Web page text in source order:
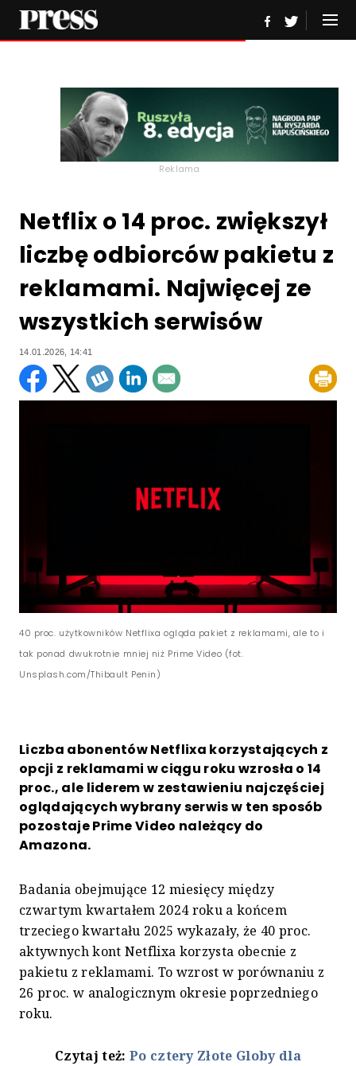
Reklama
Netflix o 14 proc. zwiększył
liczbę odbiorców pakietu z
reklamami. Najwięcej ze
wszystkich serwisów
14.01.2026, 14:41
40 proc. użytkowników Netflixa ogląda pakiet z reklamami, ale to i
tak ponad dwukrotnie mniej niż Prime Video (fot.
Unsplash.com/Thibault Penin)
Liczba abonentów Netflixa korzystających z
opcji z reklamami w ciągu roku wzrosła o 14
proc., ale liderem w zestawieniu najczęściej
oglądających wybrany serwis w ten sposób
pozostaje Prime Video należący do
Amazona.
Badania obejmujące 12 miesięcy między
czwartym kwartałem 2024 roku a końcem
trzeciego kwartału 2025 wykazały, że 40 proc.
aktywnych kont Netflixa korzysta obecnie z
pakietu z reklamami. To wzrost w porównaniu z
26 proc. w analogicznym okresie poprzedniego
roku.
Czytaj też: Po cztery Złote Globy dla